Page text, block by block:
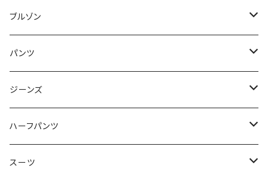
50/XL～
48/L
50/XL～
46/M
48/L
50/XL～
～44/S
46/M
48/L
50/XL～
ブルゾン
～44/S
46/M
48/L
50/XL～
パンツ
～44/S
46/M
48/L
ジーンズ
～44/S
46/M
ハーフパンツ
～44/S
スーツ